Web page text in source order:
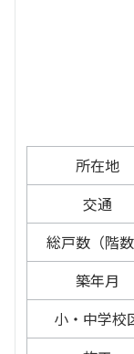
所在地
交通
総戸数（階数
築年月
小・中学校